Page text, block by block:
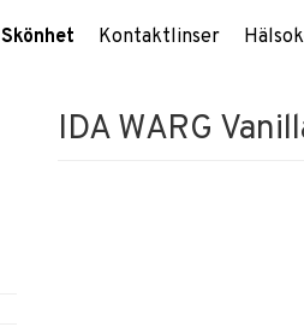
Skönhet Kontaktlinser
IDA WARG